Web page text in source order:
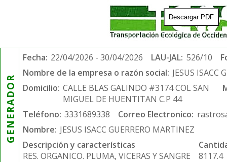
Descargar PDF
GENERADOR
Fecha: 22/04/2026 - 30/04/2026 LAU-JAL: 526/10
Nombre de la empresa o razón social: JESUS ISACC
Domicilio: CALLE BLAS GALINDO #3174 COL SAN
MIGUEL DE HUENTITAN C.P 44
Teléfono: 3331689338 Correo Electronico:
Nombre: JESUS ISACC GUERRERO MARTINEZ
Descripción y características
RES. ORGANICO. PLUMA, VICERAS Y SANGRE
8117.4